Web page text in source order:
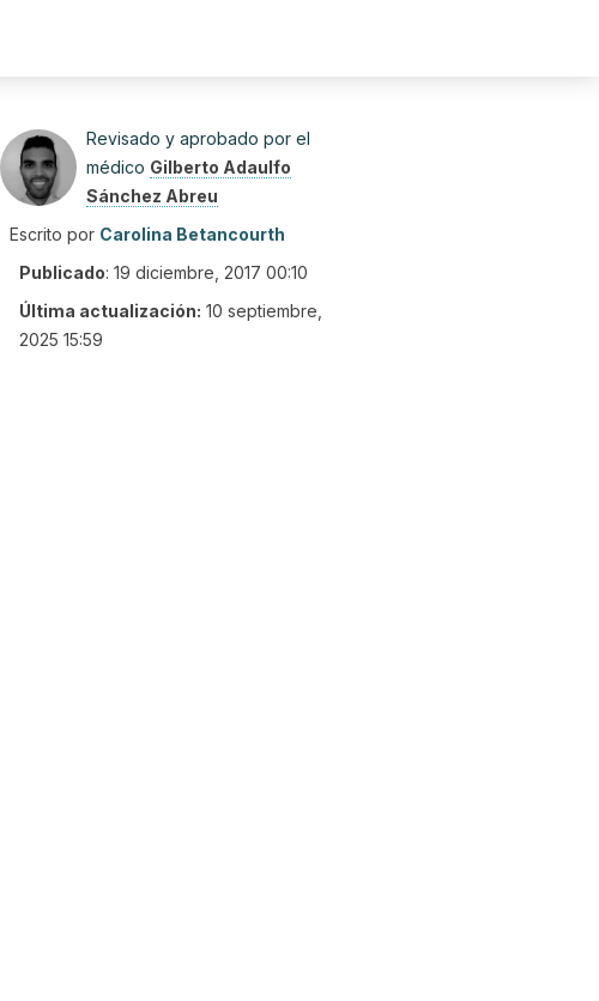
Revisado y aprobado por el
médico Gilberto Adaulfo
Sánchez Abreu
Escrito por Carolina Betancourth
Publicado: 19 diciembre, 2017 00:10
Última actualización: 10 septiembre,
2025 15:59